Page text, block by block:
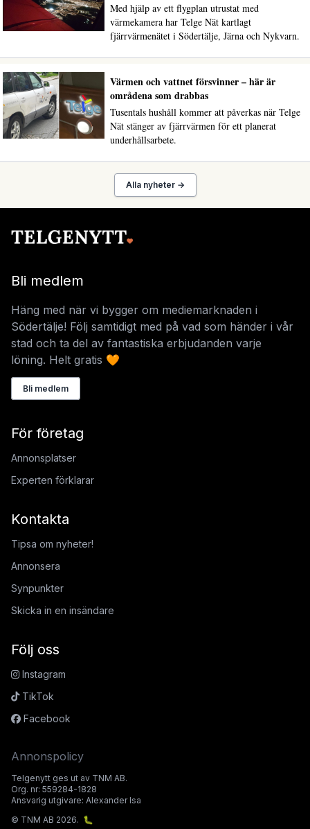
Med hjälp av ett flygplan utrustat med
värmekamera har Telge Nät kartlagt
fjärrvärmenätet i Södertälje, Järna och Nykvarn.
Värmen och vattnet försvinner – här är
områdena som drabbas
Tusentals hushåll kommer att påverkas när Telge
Nät stänger av fjärrvärmen för ett planerat
underhållsarbete.
Alla nyheter →
Bli medlem
Häng med när vi bygger om mediemarknaden i
Södertälje! Följ samtidigt med på vad som händer i vår
stad och ta del av fantastiska erbjudanden varje
löning. Helt gratis 🧡
Bli medlem
För företag
Annonsplatser
Experten förklarar
Kontakta
Tipsa om nyheter!
Annonsera
Synpunkter
Skicka in en insändare
Följ oss
Instagram
TikTok
Facebook
Annonspolicy
Telgenytt ges ut av TNM AB.
Org. nr: 559284-1828
Ansvarig utgivare: Alexander Isa
© TNM AB 2026. 🐛